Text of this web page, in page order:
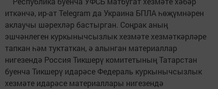
иткәнчә, ир-ат Telegram да Украина БПЛА һөҗүмнәрен
аклаучы шәрехләр бастырган. Соңрак аның
эшчәнлеген куркынычсызлык хезмәте хезмәткәрләре
тапкан һәм туктаткан, ә алынган материаллар
нигезендә Россия Тикшерү комитетының Татарстан
буенча Тикшерү идарәсе Федераль куркынычсызлык
хезмәте идарәсе материаллары нигезендә